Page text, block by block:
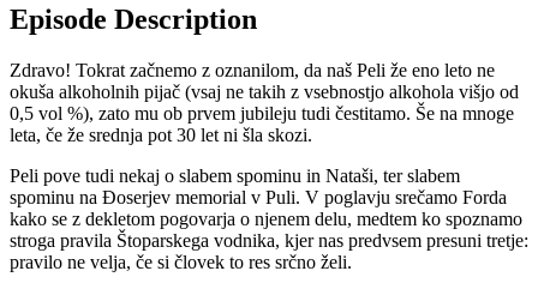
Episode Description
Zdravo! Tokrat začnemo z oznanilom, da naš Peli že eno leto ne
okuša alkoholnih pijač (vsaj ne takih z vsebnostjo alkohola višjo od
0,5 vol %), zato mu ob prvem jubileju tudi čestitamo. Še na mnoge
leta, če že srednja pot 30 let ni šla skozi.
Peli pove tudi nekaj o slabem spominu in Nataši, ter slabem
spominu na Đoserjev memorial v Puli. V poglavju srečamo Forda
kako se z dekletom pogovarja o njenem delu, medtem ko spoznamo
stroga pravila Štoparskega vodnika, kjer nas predvsem presuni tretje:
pravilo ne velja, če si človek to res srčno želi.